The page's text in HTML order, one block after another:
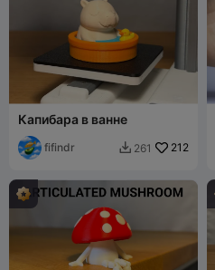
Капибара в ванне
fifindr  261 212